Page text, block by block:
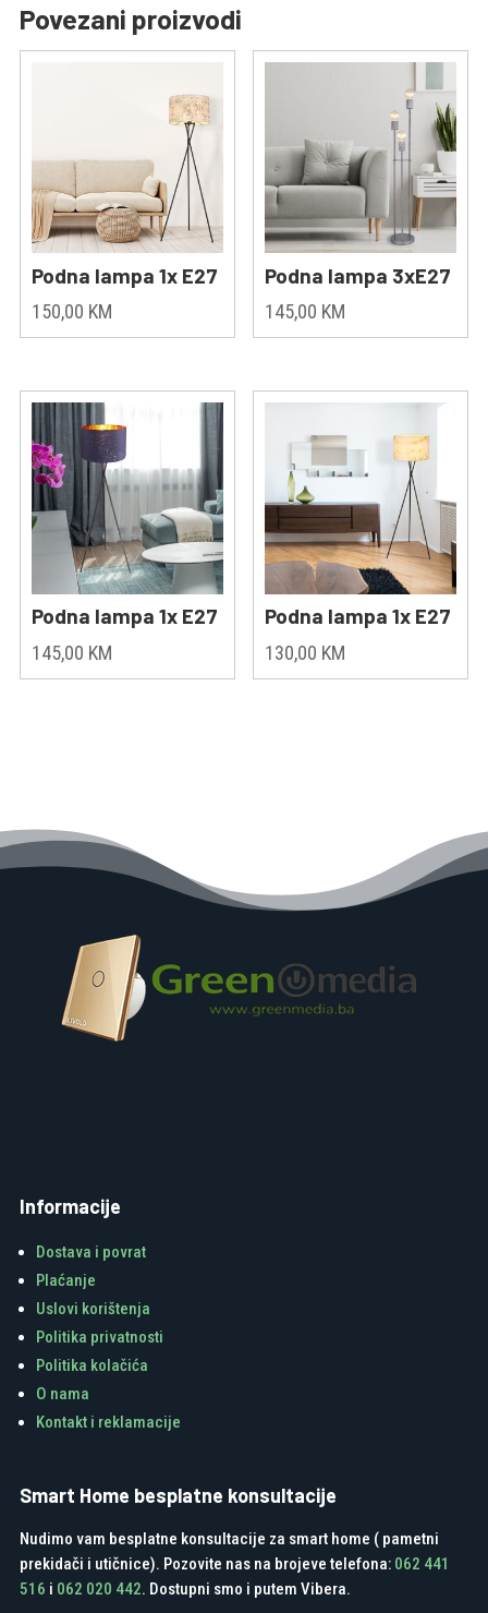
Povezani proizvodi
Podna lampa 1x E27
150,00 KM
Podna lampa 3xE27
145,00 KM
Podna lampa 1x E27
145,00 KM
Podna lampa 1x E27
130,00 KM
Informacije
Dostava i povrat
Plaćanje
Uslovi korištenja
Politika privatnosti
Politika kolačića
O nama
Kontakt i reklamacije
Smart Home besplatne konsultacije
Nudimo vam besplatne konsultacije za smart home ( pametni
prekidači i utičnice). Pozovite nas na brojeve telefona: 062 441
516 i 062 020 442. Dostupni smo i putem Vibera.